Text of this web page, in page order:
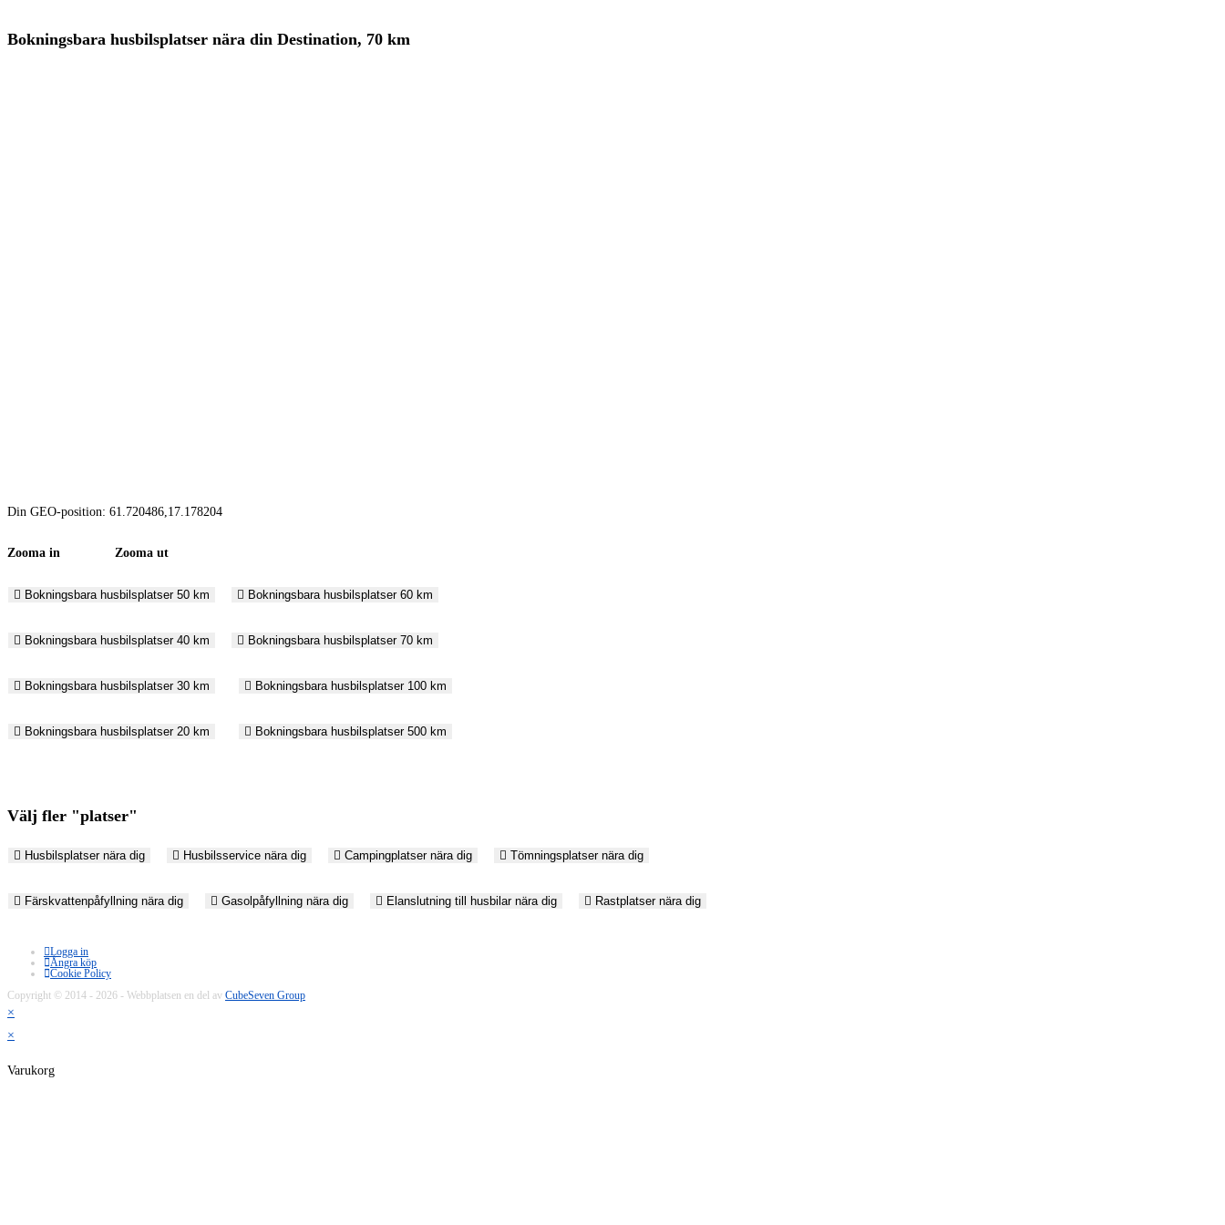
Bokningsbara husbilsplatser nära din Destination, 70 km
Din GEO-position: 61.720486,17.178204
Zooma in Zooma ut
Bokningsbara husbilsplatser 50 km Bokningsbara husbilsplatser 60 km
Bokningsbara husbilsplatser 40 km Bokningsbara husbilsplatser 70 km
Bokningsbara husbilsplatser 30 km Bokningsbara husbilsplatser 100 km
Bokningsbara husbilsplatser 20 km Bokningsbara husbilsplatser 500 km
Välj fler "platser"
Husbilsplatser nära dig Husbilsservice nära dig Campingplatser nära dig Tömningsplatser nära dig
Färskvattenpåfyllning nära dig Gasolpåfyllning nära dig Elanslutning till husbilar nära dig Rastplatser nära dig
Logga in
Ångra köp
Cookie Policy
Copyright © 2014 - 2026 - Webbplatsen en del av CubeSeven Group
×
×
Varukorg